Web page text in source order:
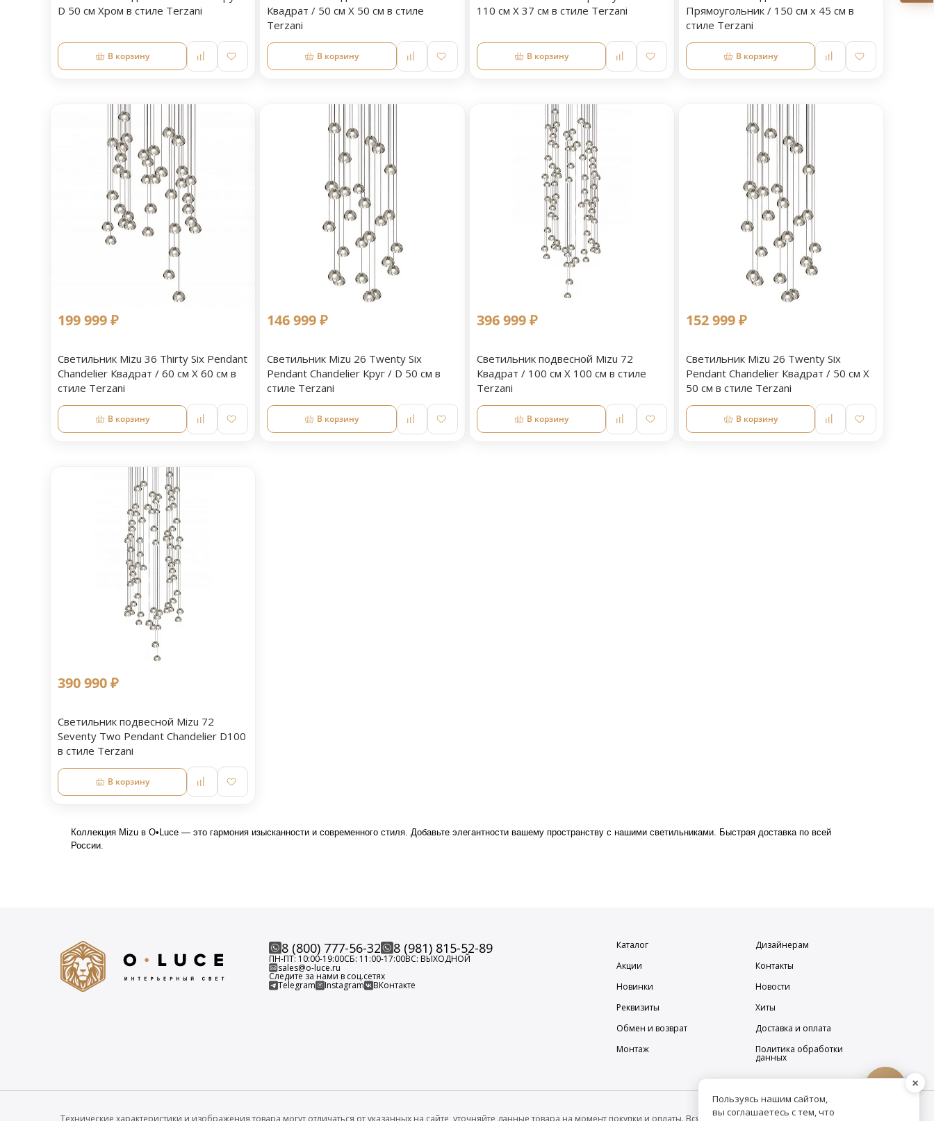
D 50 см Хром в стиле Terzani
В корзину
Квадрат / 50 см X 50 см в стиле
Terzani
В корзину
110 см Х 37 см в стиле Terzani
В корзину
Прямоугольник / 150 см х 45 см в
стиле Terzani
В корзину
199 999 ₽
Светильник Mizu 36 Thirty Six Pendant
Chandelier Квадрат / 60 см Х 60 см в
стиле Terzani
В корзину
146 999 ₽
Светильник Mizu 26 Twenty Six
Pendant Chandelier Круг / D 50 см в
стиле Terzani
В корзину
396 999 ₽
Светильник подвесной Mizu 72
Квадрат / 100 см X 100 см в стиле
Terzani
В корзину
152 999 ₽
Светильник Mizu 26 Twenty Six
Pendant Chandelier Квадрат / 50 см X
50 см в стиле Terzani
В корзину
390 990 ₽
Светильник подвесной Mizu 72
Seventy Two Pendant Chandelier D100
в стиле Terzani
В корзину
Коллекция Mizu в O•Luce — это гармония изысканности и современного стиля. Добавьте элегантности вашему пространству с нашими светильниками. Быстрая доставка по всей
России.
8 (800) 777-56-32 8 (981) 815-52-89
ПН-ПТ: 10:00-19:00СБ: 11:00-17:00ВС: ВЫХОДНОЙ
sales@o-luce.ru
Следите за нами в соц.сетях
Telegram Instagram ВКонтакте
Каталог
Дизайнерам
Акции
Контакты
Новинки
Новости
Реквизиты
Хиты
Обмен и возврат
Доставка и оплата
Монтаж
Политика обработки
данных
Пользуясь нашим сайтом,
вы соглашаетесь с тем, что
×